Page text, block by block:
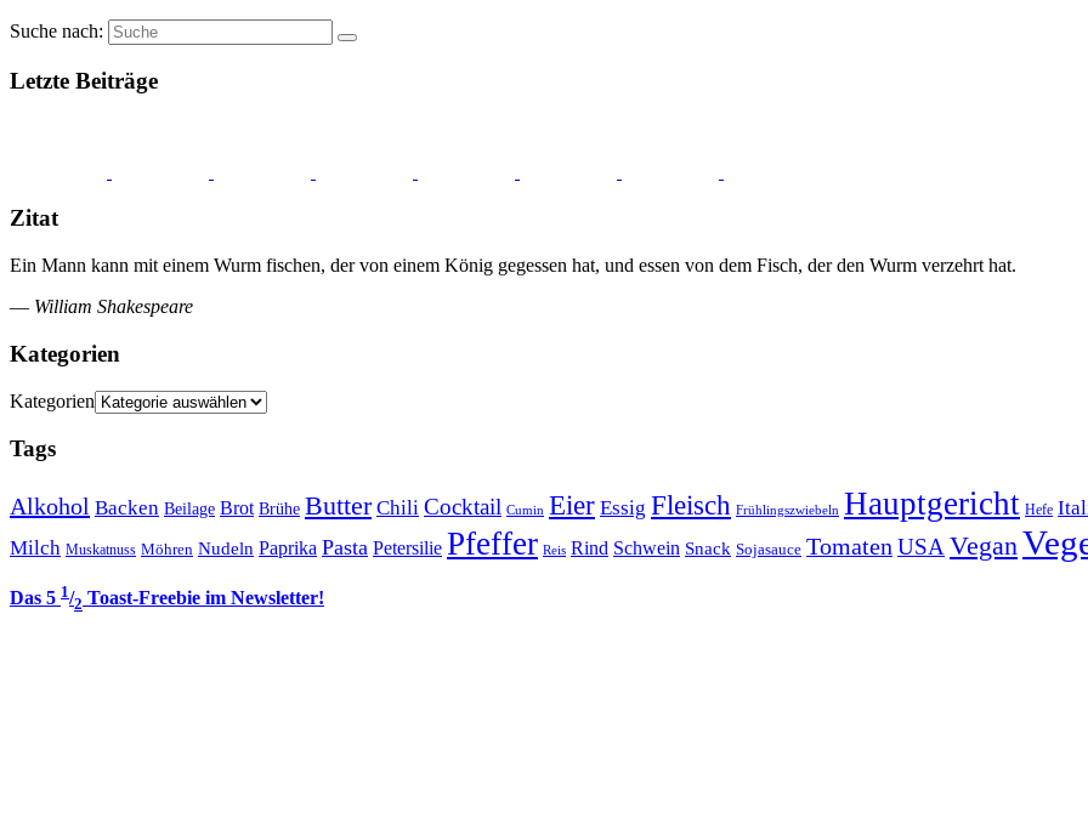
Suche nach:
Letzte Beiträge
Zitat
Ein Mann kann mit einem Wurm fischen, der von einem König gegessen hat, und essen von dem Fisch, der den Wurm verzehrt hat.
— William Shakespeare
Kategorien
Kategorien
Tags
Alkohol Backen Beilage Brot Brühe Butter Chili Cocktail Cumin Eier Essig Fleisch Frühlingszwiebeln Hauptgericht Hefe
Milch Muskatnuss Möhren Nudeln Paprika Pasta Petersilie Pfeffer Reis Rind Schwein Snack Sojasauce Tomaten USA Vegan
Das 5 1/2 Toast-Freebie im Newsletter!